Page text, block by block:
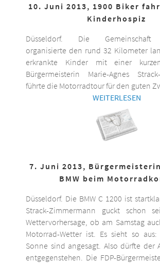
10. Juni 2013, 1900 Biker
Kinderhospiz
Düsseldorf. Die Gemeinschaft
organisierte den rund 32 Kilometer
erkrankte Kinder mit einer
Bürgermeisterin Marie-Agnes
führte die Motorradtour für den guten
WEITERLESEN
7. Juni 2013,
BMW beim
Düsseldorf. Die BMW C 1200 ist
Strack-Zimmermann guckt schon
Wettervorhersage, ob am Samstag
Motorrad-Wetter ist. Es sieht so
Sonne sind angesagt. Also dürfte der
entgegenstehen. Die FDP-